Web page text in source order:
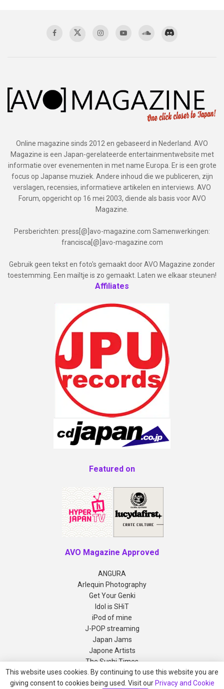
Online magazine sinds 2012 en gebaseerd in Nederland. AVO
Magazine is een Japan-gerelateerde entertainmentwebsite met
informatie over evenementen in met name Europa. Er is een grote
focus op Japanse muziek. Andere inhoud die we publiceren, zijn
verslagen, recensies, informatieve artikelen en interviews. AVO
Forum, opgericht op 16 mei 2003, diende als basis voor AVO
Magazine.
Persberichten: press[@]avo-magazine.com Samenwerkingen:
francisca[@]avo-magazine.com
Gebruik geen tekst en foto's gemaakt door AVO Magazine zonder
toestemming. Een mailtje is zo gemaakt. Laten we elkaar steunen!
Affiliates
Featured on
AVO Magazine Approved
ANGURA
Arlequin Photography
Get Your Genki
Idol is SHiT
iPod of mine
J-POP streaming
Japan Jams
Japone Artists
The Sushi Times
This website uses cookies. By continuing to use this website you are
giving consent to cookies being used. Visit our Privacy and Cookie